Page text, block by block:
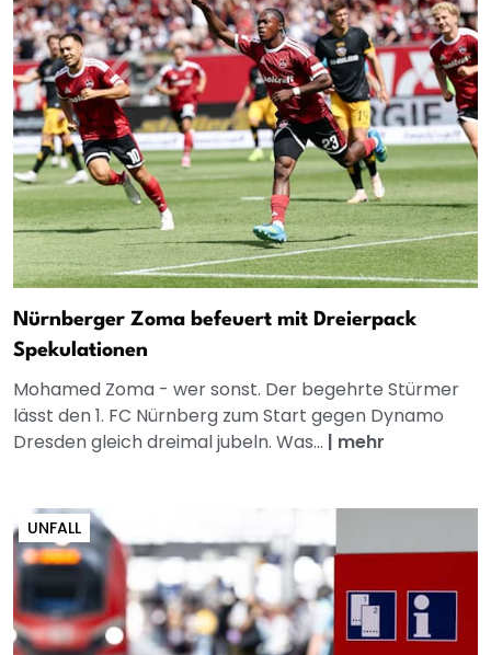
Nürnberger Zoma befeuert mit Dreierpack
Spekulationen
Mohamed Zoma - wer sonst. Der begehrte Stürmer
lässt den 1. FC Nürnberg zum Start gegen Dynamo
Dresden gleich dreimal jubeln. Was... | mehr
UNFALL